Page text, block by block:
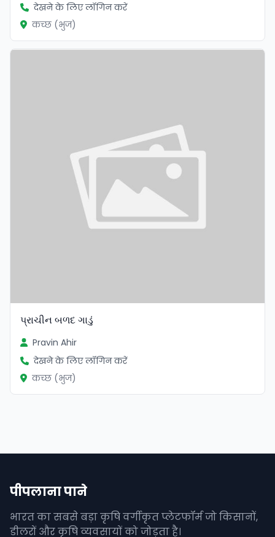
देखने के लिए लॉगिन करें
कच्छ (भुज)
પ્રાચીન બળદ ગાડું
Pravin Ahir
देखने के लिए लॉगिन करें
कच्छ (भुज)
पीपलाना पाने
भारत का सबसे बड़ा कृषि वर्गीकृत प्लेटफॉर्म जो किसानों,
डीलरों और कृषि व्यवसायों को जोड़ता है।